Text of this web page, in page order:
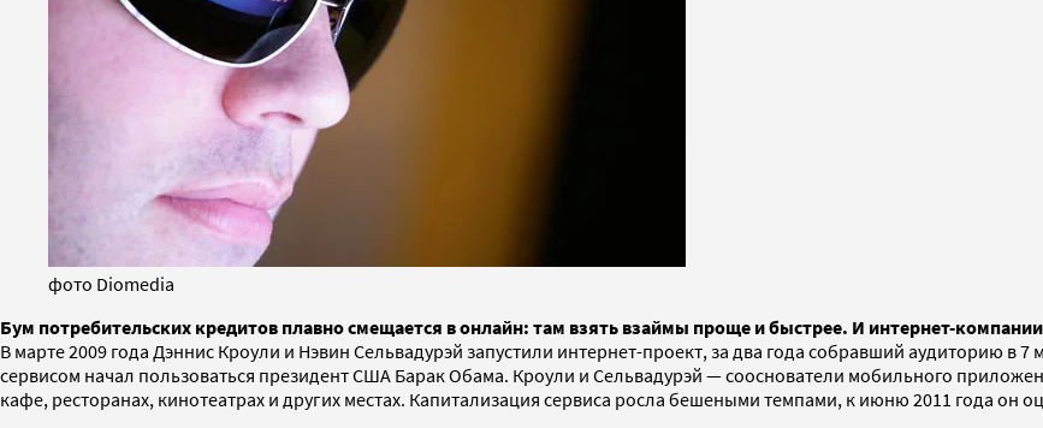
фото Diomedia
Бум потребительских кредитов плавно смещается в онлайн: там взять взаймы проще и быстрее. И интернет-компании
В марте 2009 года Дэннис Кроули и Нэвин Сельвадурэй запустили интернет-проект, за два года собравший аудиторию в 7
сервисом начал пользоваться президент США Барак Обама. Кроули и Сельвадурэй — сооснователи мобильного
кафе, ресторанах, кинотеатрах и других местах. Капитализация сервиса росла бешеными темпами, к июню 2011 года он